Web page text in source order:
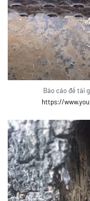
Báo cáo đề tài
https://